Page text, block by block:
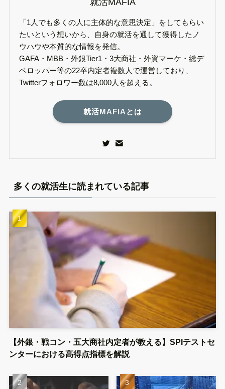
就活MAFIA
「1人でも多くの人に主体的な意思決定」をしてもらい
たいという想いから、自身の就活を通して獲得したノ
ウハウや本質的な情報を発信。
GAFA・MBB・外銀Tier1・3大商社・外資マーケ・総デ
ベロッパー等の22卒内定者複数人で運営しており、
Twitterフォロワー数は8,000人を超える。
就活MAFIAとは
多くの就活生に読まれている記事
【外銀・戦コン・五大商社内定者が教える】SPIテストセ
ンターにおける高得点指標を解説